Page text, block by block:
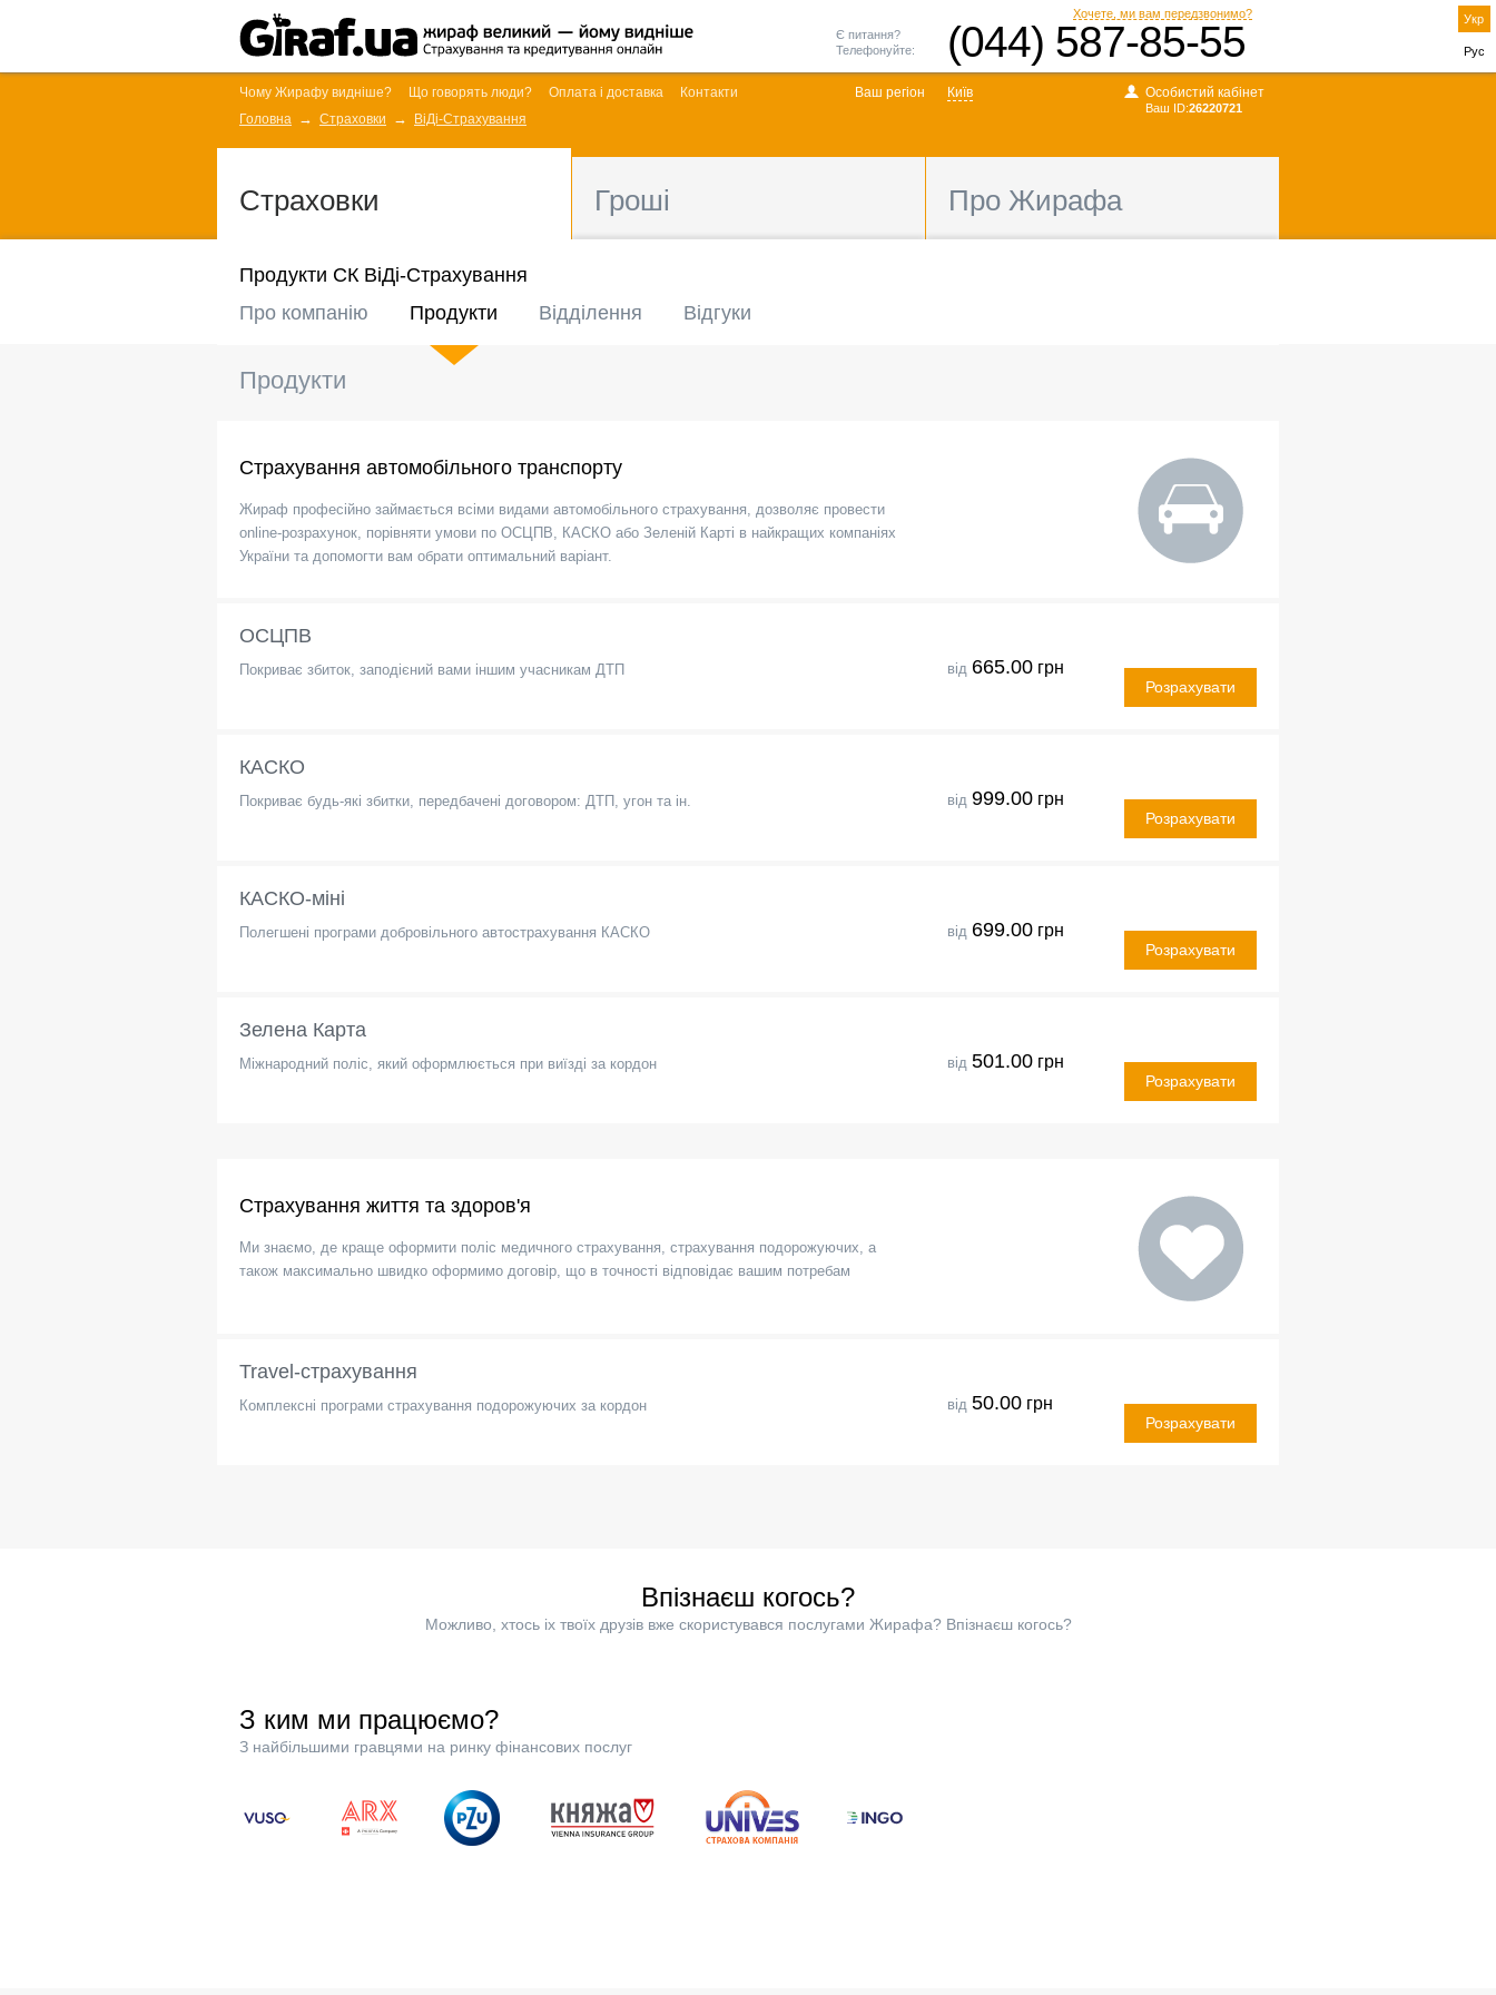
Хочете, ми вам передзвонимо?
(044) 587-85-55
Є питання?
Телефонуйте:
Чому Жирафу видніше? Що говорять люди? Оплата і доставка
Контакти
Головна
Страховки ВіДі-Страхування
Особистий кабінет
Ваш ID:26220721
Ваш регіон Київ
Укр
Рус
Страховки Гроші Про Жирафа
Продукти СК ВіДі-Страхування
Про компанію
Продукти Відділення Відгуки
Продукти
Страхування автомобільного транспорту
Жираф професійно займається всіми видами автомобільного страхування, дозволяє провести
online-розрахунок, порівняти умови по ОСЦПВ, КАСКО або Зеленій Карті в найкращих компаніях
України та допомогти вам обрати оптимальний варіант.
ОСЦПВ
Покриває збиток, заподієний вами іншим учасникам ДТП
Розрахувати
від 665.00 грн
КАСКО
Покриває будь-які збитки, передбачені договором: ДТП, угон та ін.
Розрахувати
від 999.00 грн
КАСКО-міні
Полегшені програми добровільного автострахування КАСКО
Розрахувати
від 699.00 грн
Зелена Карта
Міжнародний поліс, який оформлюється при виїзді за кордон
Розрахувати
від 501.00 грн
Страхування життя та здоров'я
Ми знаємо, де краще оформити поліс медичного страхування, страхування подорожуючих, а
також максимально швидко оформимо договір, що в точності відповідає вашим потребам
Travel-страхування
Комплексні програми страхування подорожуючих за кордон
Розрахувати
від 50.00 грн
Впізнаєш когось?
Можливо, хтось іх твоїх друзів вже скористувався послугами Жирафа? Впізнаєш когось?
З ким ми працюємо?
З найбільшими гравцями на ринку фінансових послуг